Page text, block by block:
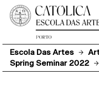
Escola Das Artes
Spring Seminar 2022